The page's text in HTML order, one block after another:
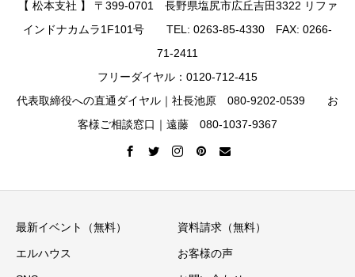
【 松本支社 】 〒399-0701 長野県塩尻市広丘吉田3322 リファ
インドナカムラ1F101号 TEL: 0263-85-4330 FAX: 0266-
71-2411
フリーダイヤル：0120-712-415
代表取締役への直通ダイヤル｜社長池原 080-9202-0539 お
客様ご相談窓口｜遠藤 080-1037-9367
最新イベント（無料） 資料請求（無料）
エルハウス お客様の声